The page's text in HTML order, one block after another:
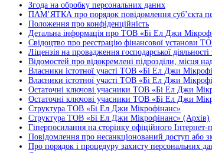
Згода на обробку персональних даних
ПАМ’ЯТКА про порядок повідомлення суб’єкта
Положення про конфіденційність
Детальна інформація про ТОВ «Бі Ел Джи
Свідоцтво про реєстрацію фінансової установи
Ліцензія на провадження господарської
Відомостей про відокремлені підрозділи, місця
Власники істотної участі ТОВ «Бі Ел Джи
Власники істотної участі ТОВ «Бі Ел Джи
Остаточні ключові учасники ТОВ «Бі Ел Джи
Остаточні ключові учасники ТОВ «Бі Ел Джи
Структура ТОВ «Бі Ел Джи Мікрофінанс»
Структура ТОВ «Бі Ел Джи Мікрофінанс» (Архів)
Гіперпосилання на сторінку офіційного
Повідомлення про несанкціонований доступ або
Про порядок і процедуру захисту персональних